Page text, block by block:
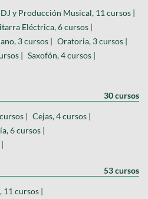
DJ y Producción Musical, 11 cursos |
Eléctrica, 6 cursos |
3 cursos | Oratoria, 3 cursos |
| Saxofón, 4 cursos |
30 cursos
| Cejas, 4 cursos |
6 cursos |
53 cursos
11 cursos |